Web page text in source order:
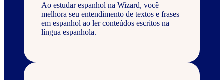
Ao estudar espanhol na Wizard, você
melhora seu entendimento de textos e frases
em espanhol ao ler conteúdos escritos na
língua espanhola.